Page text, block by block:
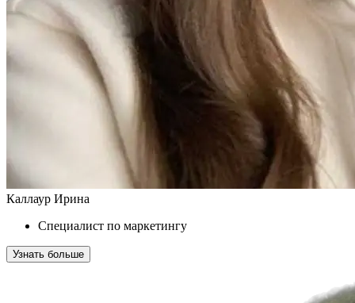
Каллаур Ирина
Специалист по маркетингу
Узнать больше